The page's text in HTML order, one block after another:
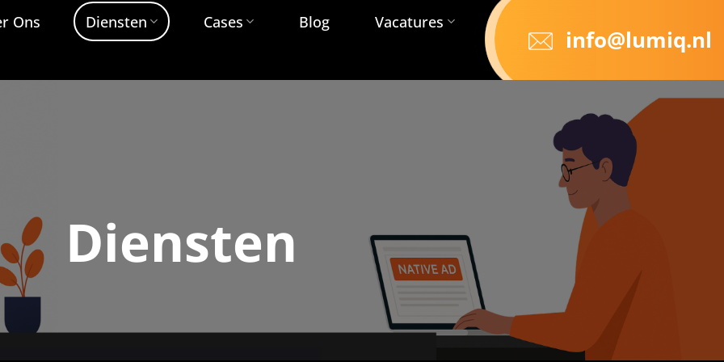
Ons Diensten Cases Blog
Vacatures
info@lumiq.nl
Diensten